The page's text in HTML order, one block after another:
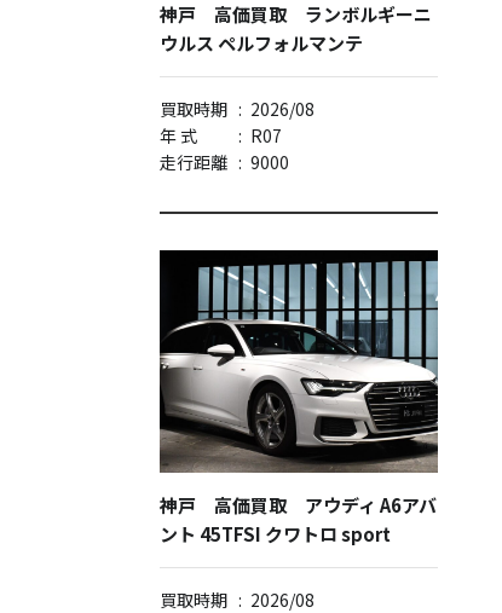
神戸 高価買取 ランボルギーニ
ウルス ペルフォルマンテ
買取時期 : 2026/08
年 式
: R07
走行距離 : 9000
神戸 高価買取 アウディ A6アバ
ント 45TFSI クワトロ sport
買取時期 : 2026/08